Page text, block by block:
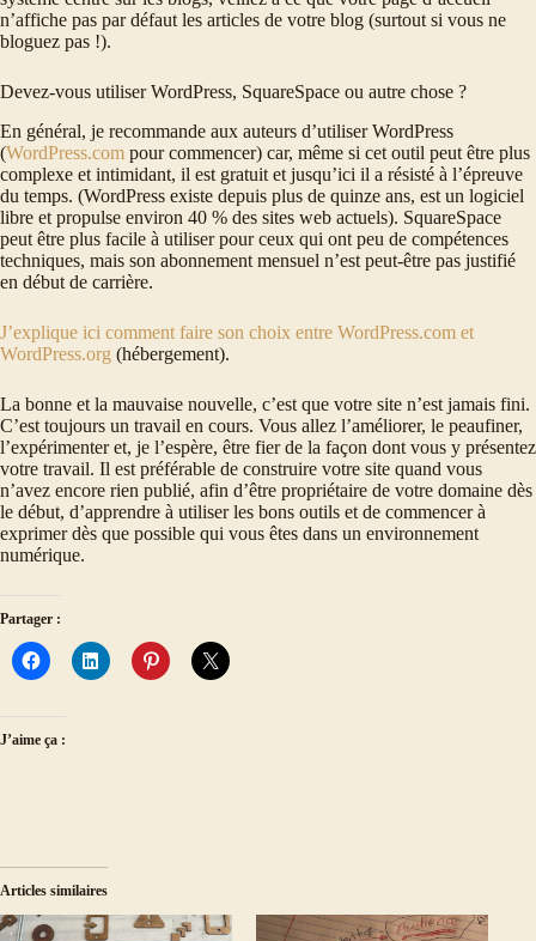
n’affiche pas par défaut les articles de votre blog (surtout si vous ne
bloguez pas !).
Devez-vous utiliser WordPress, SquareSpace ou autre chose ?
En général, je recommande aux auteurs d’utiliser WordPress
(WordPress.com pour commencer) car, même si cet outil peut être plus
complexe et intimidant, il est gratuit et jusqu’ici il a résisté à l’épreuve
du temps. (WordPress existe depuis plus de quinze ans, est un logiciel
libre et propulse environ 40 % des sites web actuels). SquareSpace
peut être plus facile à utiliser pour ceux qui ont peu de compétences
techniques, mais son abonnement mensuel n’est peut-être pas justifié
en début de carrière.
J’explique ici comment faire son choix entre WordPress.com et
WordPress.org (hébergement).
La bonne et la mauvaise nouvelle, c’est que votre site n’est jamais fini.
C’est toujours un travail en cours. Vous allez l’améliorer, le peaufiner,
l’expérimenter et, je l’espère, être fier de la façon dont vous y présentez
votre travail. Il est préférable de construire votre site quand vous
n’avez encore rien publié, afin d’être propriétaire de votre domaine dès
le début, d’apprendre à utiliser les bons outils et de commencer à
exprimer dès que possible qui vous êtes dans un environnement
numérique.
Partager :
J’aime ça :
Articles similaires